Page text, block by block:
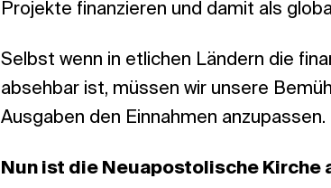
Projekte finanzieren und damit als
Selbst wenn in etlichen Ländern die
absehbar ist, müssen wir unsere
Ausgaben den Einnahmen anzupassen.
Nun ist die Neuapostolische Kirche